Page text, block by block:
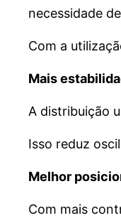
necessidade
Com a
Mais
A distribuição
Isso reduz
Melhor
Com mais